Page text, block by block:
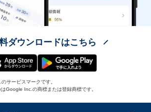
ダウンロードはこちら
サービスマークです。
Google Inc.の商標または登録商標です。